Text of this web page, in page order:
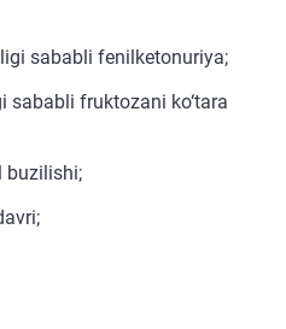
sababli fenilketonuriya;
fruktozani ko‘tara
buzilishi;